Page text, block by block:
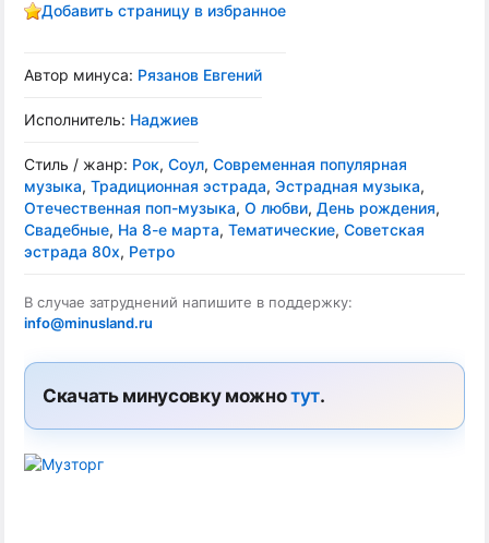
Добавить страницу в избранное
Автор минуса: Рязанов Евгений
Исполнитель: Наджиев
Стиль / жанр: Рок, Соул, Современная популярная
музыка, Традиционная эстрада, Эстрадная музыка,
Отечественная поп-музыка, О любви, День рождения,
Свадебные, На 8-е марта, Тематические, Советская
эстрада 80х, Ретро
В случае затруднений напишите в поддержку:
info@minusland.ru
Скачать минусовку можнотут.